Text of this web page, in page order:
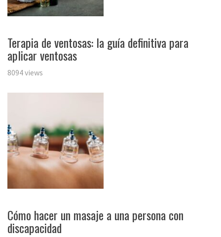
Terapia de ventosas: la guía definitiva para
aplicar ventosas
8094 views
Cómo hacer un masaje a una persona con
discapacidad